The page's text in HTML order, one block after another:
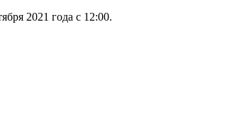
2021 года с 12:00.